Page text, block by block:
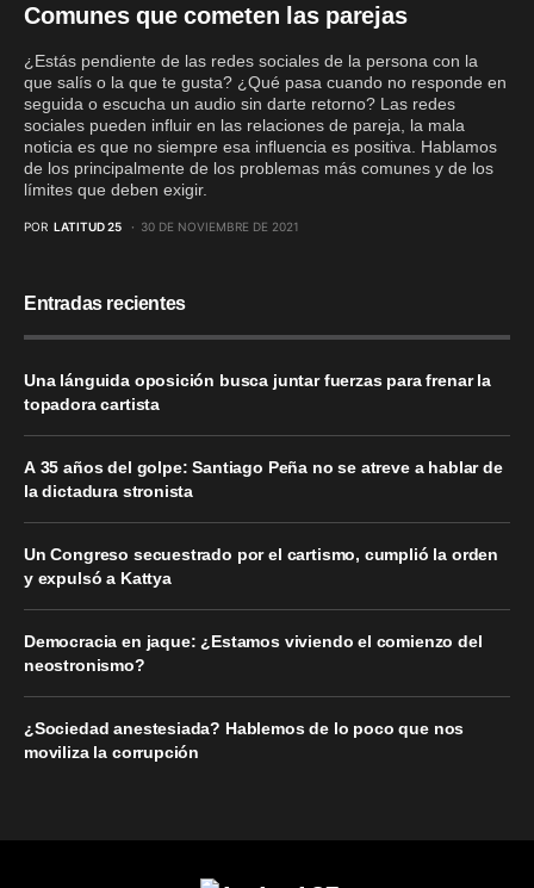
Comunes que cometen las parejas
¿Estás pendiente de las redes sociales de la persona con la
que salís o la que te gusta? ¿Qué pasa cuando no responde en
seguida o escucha un audio sin darte retorno? Las redes
sociales pueden influir en las relaciones de pareja, la mala
noticia es que no siempre esa influencia es positiva. Hablamos
de los principalmente de los problemas más comunes y de los
límites que deben exigir.
POR LATITUD 25 30 DE NOVIEMBRE DE 2021
Entradas recientes
Una lánguida oposición busca juntar fuerzas para frenar la
topadora cartista
A 35 años del golpe: Santiago Peña no se atreve a hablar de
la dictadura stronista
Un Congreso secuestrado por el cartismo, cumplió la orden
y expulsó a Kattya
Democracia en jaque: ¿Estamos viviendo el comienzo del
neostronismo?
¿Sociedad anestesiada? Hablemos de lo poco que nos
moviliza la corrupción